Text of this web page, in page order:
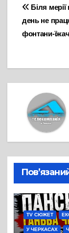
Біля
день не
фонтани-
TV СЮЖЕТ
У ЧЕРКАСАХ